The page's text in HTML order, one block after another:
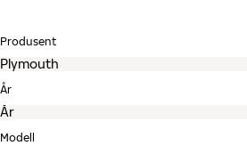
Produsent
År
Modell